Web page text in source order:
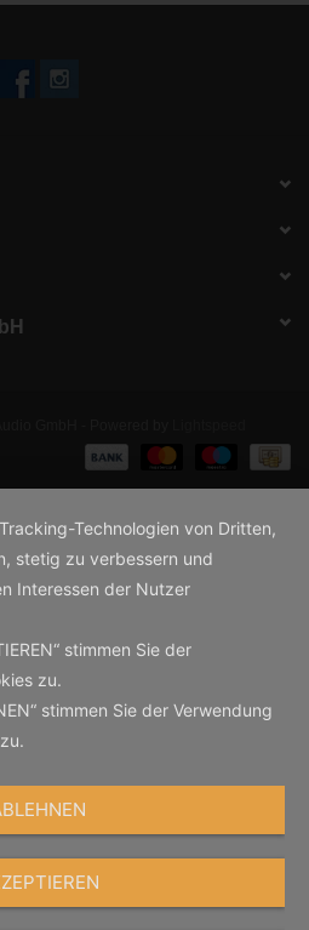
Technologien von Dritten,
stetig zu verbessern und
Interessen der Nutzer
stimmen Sie der
zu.
stimmen Sie der Verwendung